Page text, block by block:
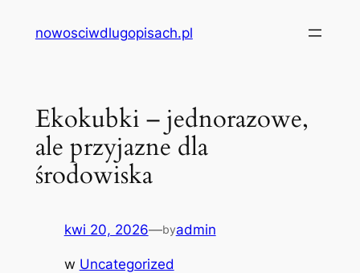
nowosciwdlugopisach.pl
Ekokubki – jednorazowe,
ale przyjazne dla
środowiska
kwi 20, 2026—byadmin
w Uncategorized